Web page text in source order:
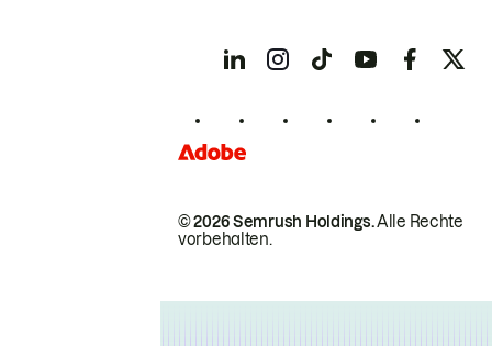
© 2026 Semrush Holdings.Alle Rechte
vorbehalten.